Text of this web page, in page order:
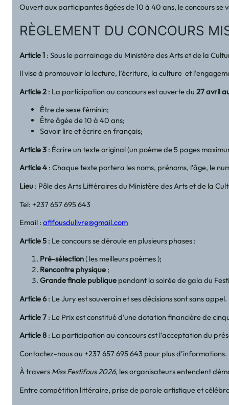
Ouvert aux participantes âgées de 10 à 40 ans, le concours
RÈGLEMENT DU CONCOURS
Article 1 : Sous le parrainage du Ministère des Arts et de la
Il vise à promouvoir la lecture, l’écriture, la culture et
Article 2 : La participation au concours est ouverte du27 avril
Être de sexe féminin;
Être âgée de 10 à 40 ans;
Savoir lire et écrire en français;
Article 3 : Écrire un texte original (un poème de 5 pages
Article 4 : Chaque texte portera les noms, prénoms, l’âge, le
Lieu : Pôle des Arts Littéraires du Ministère des Arts et de la
Tel: +237 657 695 643
Email :aflfousdulivre@gmail.com
Article 5 : Le concours se déroule en plusieurs phases :
Pré-sélection( les meilleurs poèmes );
Rencontre physique ;
Grande finale publique pendant la soirée de gala du
Article 6: Le Jury est souverain et ses décisions sont sans appel.
Article 7 : Le Prix est constitué d’une dotation financière de
Article 8 : La participation au concours est l’acceptation du
Contactez-nous au +237 657 695 643 pour plus d’informations.
À travers Miss Festifous 2026, les organisateurs entendent
Entre compétition littéraire, prise de parole artistique et